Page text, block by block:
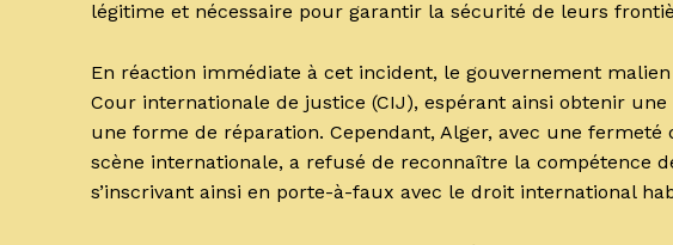
légitime et nécessaire pour garantir la sécurité de leurs
En réaction immédiate à cet incident, le gouvernement
Cour internationale de justice (CIJ), espérant ainsi obtenir
une forme de réparation. Cependant, Alger, avec une
scène internationale, a refusé de reconnaître la compétence
s’inscrivant ainsi en porte-à-faux avec le droit international